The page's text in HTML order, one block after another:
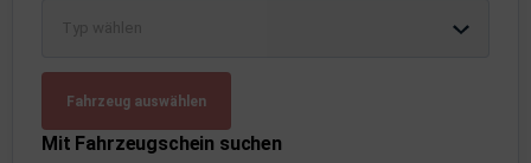
Fahrzeug auswählen
Mit Fahrzeugschein suchen